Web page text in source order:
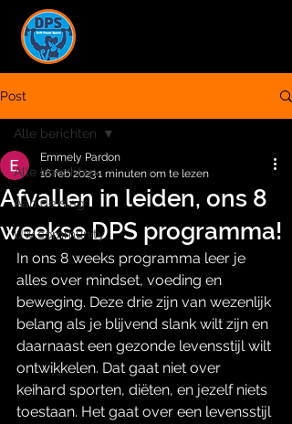
Post
Alle berichten
Aan de slag
Uw community
Alle berichten
Afvallen in leiden, ons 8
weekse DPS programma!
Emmely Pardon
16 feb 20231 minuten om te lezen
In ons 8 weeks programma leer je
alles over mindset, voeding en
beweging. Deze drie zijn van wezenlijk
belang als je blijvend slank wilt zijn en
daarnaast een gezonde levensstijl wilt
ontwikkelen. Dat gaat niet over
keihard sporten, diëten, en jezelf niets
toestaan. Het gaat over een levensstijl